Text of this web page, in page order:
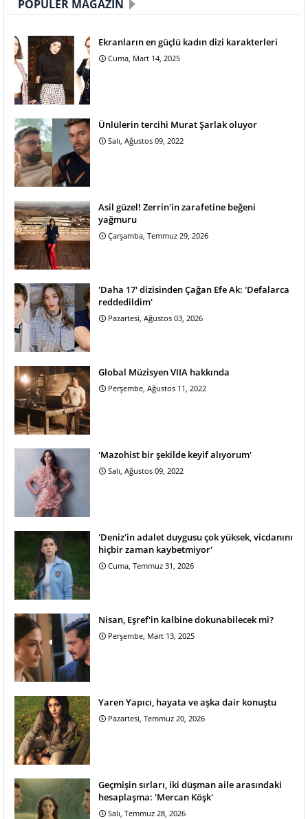
POPÜLER MAGAZIN
Ekranların en güçlü kadın dizi karakterleri
Cuma, Mart 14, 2025
Ünlülerin tercihi Murat Şarlak oluyor
Salı, Ağustos 09, 2022
Asil güzel! Zerrin'in zarafetine beğeni
yağmuru
Çarşamba, Temmuz 29, 2026
'Daha 17' dizisinden Çağan Efe Ak: 'Defalarca
reddedildim'
Pazartesi, Ağustos 03, 2026
Global Müzisyen VIIA hakkında
Perşembe, Ağustos 11, 2022
'Mazohist bir şekilde keyif alıyorum'
Salı, Ağustos 09, 2022
'Deniz'in adalet duygusu çok yüksek, vicdanını
hiçbir zaman kaybetmiyor'
Cuma, Temmuz 31, 2026
Nisan, Eşref'in kalbine dokunabilecek mi?
Perşembe, Mart 13, 2025
Yaren Yapıcı, hayata ve aşka dair konuştu
Pazartesi, Temmuz 20, 2026
Geçmişin sırları, iki düşman aile arasındaki
hesaplaşma: 'Mercan Köşk'
Salı, Temmuz 28, 2026